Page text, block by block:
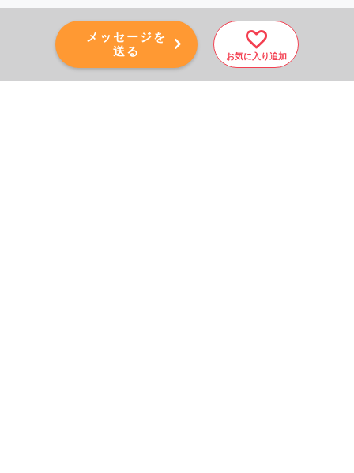
メッセージを
送る
お気に入り追加